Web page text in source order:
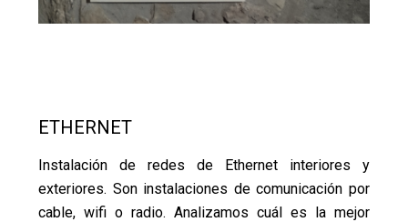
ETHERNET
Instalación de redes de Ethernet interiores y
exteriores. Son instalaciones de comunicación por
cable, wifi o radio. Analizamos cuál es la mejor